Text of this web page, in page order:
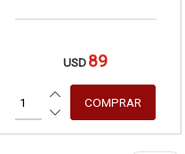
USD89